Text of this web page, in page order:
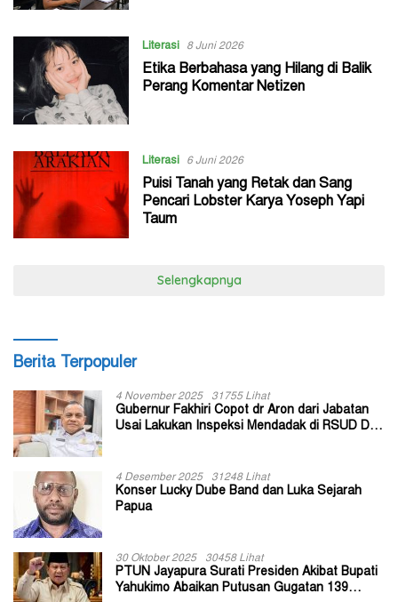
Literasi 8 Juni 2026
Etika Berbahasa yang Hilang di Balik
Perang Komentar Netizen
Literasi 6 Juni 2026
Puisi Tanah yang Retak dan Sang
Pencari Lobster Karya Yoseph Yapi
Taum
Selengkapnya
Berita Terpopuler
4 November 2025 31755 Lihat
Gubernur Fakhiri Copot dr Aron dari Jabatan
Usai Lakukan Inspeksi Mendadak di RSUD Dok
4 Desember 2025 31248 Lihat
Konser Lucky Dube Band dan Luka Sejarah
Papua
30 Oktober 2025 30458 Lihat
PTUN Jayapura Surati Presiden Akibat Bupati
Yahukimo Abaikan Putusan Gugatan 139